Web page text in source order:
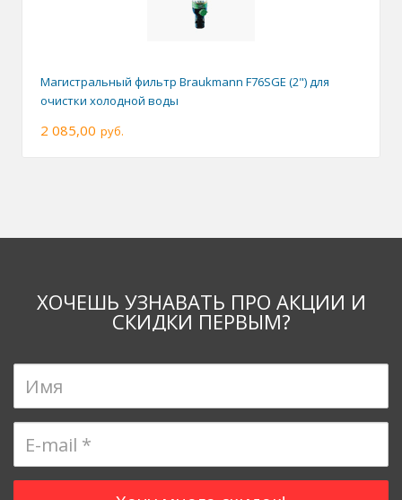
Магистральный фильтр Braukmann F76SGE (2") для
очистки холодной воды
2 085,00 руб.
ХОЧЕШЬ УЗНАВАТЬ ПРО АКЦИИ И
СКИДКИ ПЕРВЫМ?